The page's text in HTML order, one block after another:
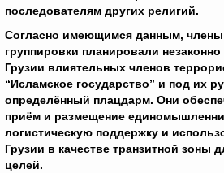
последователям других религий.
Согласно имеющимся данным, члены
группировки планировали
Грузии влиятельных членов
“Исламское государство” и под их
определённый плацдарм. Они
приём и размещение
логистическую поддержку и
Грузии в качестве транзитной зоны
целей.